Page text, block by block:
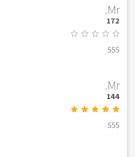
Mr.
172
555
Mr.
144
555